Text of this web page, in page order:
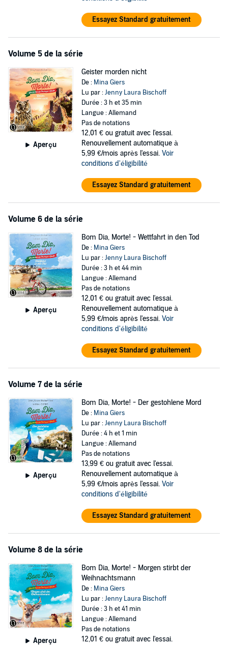
Essayez Standard gratuitement
Volume 5 de la série
Aperçu
Geister morden nicht
De : Mina Giers
Lu par :Jenny Laura Bischoff
Durée : 3 h et 35 min
Langue : Allemand
Pas de notations
12,01 € ou gratuit avec l'essai.
Renouvellement automatique à
5,99 €/mois après l'essai. Voir
conditions d'éligibilité
Essayez Standard gratuitement
Volume 6 de la série
Aperçu
Bom Dia, Morte! - Wettfahrt in den Tod
De : Mina Giers
Lu par :Jenny Laura Bischoff
Durée : 3 h et 44 min
Langue : Allemand
Pas de notations
12,01 € ou gratuit avec l'essai.
Renouvellement automatique à
5,99 €/mois après l'essai. Voir
conditions d'éligibilité
Essayez Standard gratuitement
Volume 7 de la série
Aperçu
Bom Dia, Morte! - Der gestohlene Mord
De : Mina Giers
Lu par :Jenny Laura Bischoff
Durée : 4 h et 1 min
Langue : Allemand
Pas de notations
13,99 € ou gratuit avec l'essai.
Renouvellement automatique à
5,99 €/mois après l'essai. Voir
conditions d'éligibilité
Essayez Standard gratuitement
Volume 8 de la série
Aperçu
Bom Dia, Morte! - Morgen stirbt der
Weihnachtsmann
De : Mina Giers
Lu par :Jenny Laura Bischoff
Durée : 3 h et 41 min
Langue : Allemand
Pas de notations
12,01 € ou gratuit avec l'essai.